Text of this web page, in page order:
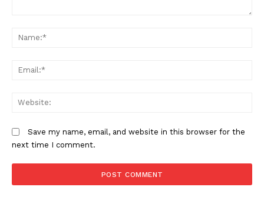
Save my name, email, and website in this browser for the
next time I comment.